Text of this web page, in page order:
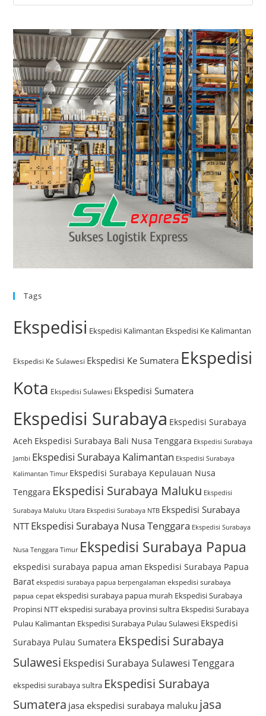
Tags
Ekspedisi Ekspedisi Kalimantan Ekspedisi Ke Kalimantan
Ekspedisi Ke Sulawesi Ekspedisi Ke Sumatera Ekspedisi
Kota Ekspedisi Sulawesi Ekspedisi Sumatera
Ekspedisi Surabaya Ekspedisi Surabaya
Aceh Ekspedisi Surabaya Bali Nusa Tenggara Ekspedisi Surabaya
Jambi Ekspedisi Surabaya Kalimantan Ekspedisi Surabaya
Kalimantan Timur Ekspedisi Surabaya Kepulauan Nusa
Tenggara Ekspedisi Surabaya Maluku Ekspedisi
Surabaya Maluku Utara Ekspedisi Surabaya NTB Ekspedisi Surabaya
NTTEkspedisi Surabaya Nusa Tenggara Ekspedisi Surabaya
Nusa Tenggara Timur Ekspedisi Surabaya Papua
ekspedisi surabaya papua aman Ekspedisi Surabaya Papua
Barat ekspedisi surabaya papua berpengalaman ekspedisi surabaya
papua cepat ekspedisi surabaya papua murah Ekspedisi Surabaya
Propinsi NTTekspedisi surabaya provinsi sultra Ekspedisi Surabaya
Pulau Kalimantan Ekspedisi Surabaya Pulau Sulawesi Ekspedisi
Surabaya Pulau Sumatera Ekspedisi Surabaya
Sulawesi Ekspedisi Surabaya Sulawesi Tenggara
ekspedisi surabaya sultra Ekspedisi Surabaya
Sumatera jasa ekspedisi surabaya maluku jasa